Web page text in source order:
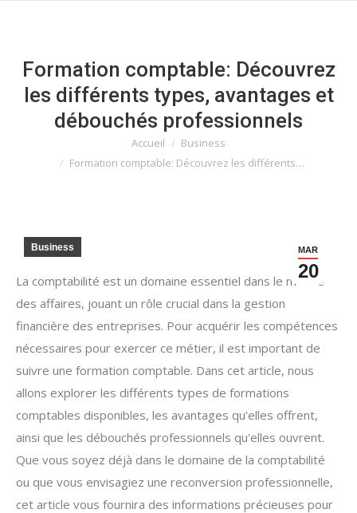
Formation comptable: Découvrez
les différents types, avantages et
débouchés professionnels
Accueil
Business
Formation comptable: Découvrez les différents…
MAR
20
Business
La comptabilité est un domaine essentiel dans le monde
des affaires, jouant un rôle crucial dans la gestion
financière des entreprises. Pour acquérir les compétences
nécessaires pour exercer ce métier, il est important de
suivre une formation comptable. Dans cet article, nous
allons explorer les différents types de formations
comptables disponibles, les avantages qu'elles offrent,
ainsi que les débouchés professionnels qu'elles ouvrent.
Que vous soyez déjà dans le domaine de la comptabilité
ou que vous envisagiez une reconversion professionnelle,
cet article vous fournira des informations précieuses pour